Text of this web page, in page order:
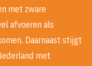
met zware
afvoeren als
Daarnaast stijgt
met